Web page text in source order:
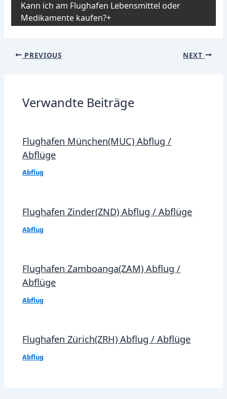
Kann ich am Flughafen Lebensmittel oder
Medikamente kaufen?
Post
PREVIOUS NEXT
Verwandte Beiträge
Flughafen München(MUC) Abflug /
Abflüge
Abflug
Flughafen Zinder(ZND) Abflug / Abflüge
Abflug
Flughafen Zamboanga(ZAM) Abflug /
Abflüge
Abflug
Flughafen Zürich(ZRH) Abflug / Abflüge
Abflug